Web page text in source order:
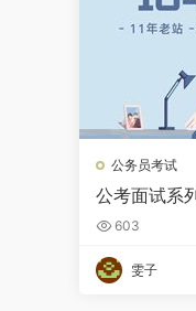
公务员考试
公考面试系
致胜
603
雯子